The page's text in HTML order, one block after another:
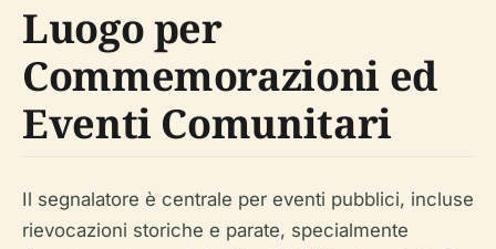
Luogo per
Commemorazioni ed
Eventi Comunitari
Il segnalatore è centrale per eventi pubblici, incluse
rievocazioni storiche e parate, specialmente